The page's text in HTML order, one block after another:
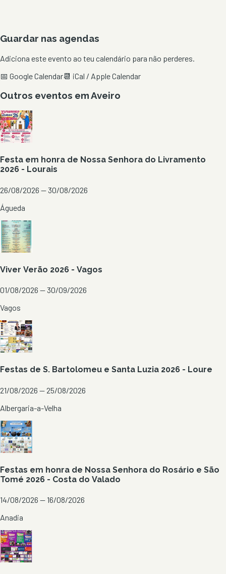
Guardar nas agendas
Adiciona este evento ao teu calendário para não perderes.
📅 Google Calendar📆 iCal / Apple Calendar
Outros eventos emAveiro
Festa em honra de Nossa Senhora do Livramento
2026 - Lourais
26/08/2026 — 30/08/2026
Águeda
Viver Verão 2026 - Vagos
01/08/2026 — 30/09/2026
Vagos
Festas de S. Bartolomeu e Santa Luzia 2026 - Loure
21/08/2026 — 25/08/2026
Albergaria-a-Velha
Festas em honra de Nossa Senhora do Rosário e São
Tomé 2026 - Costa do Valado
14/08/2026 — 16/08/2026
Anadia